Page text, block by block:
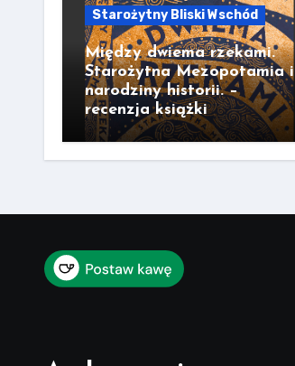
Starożytny Bliski Wschód
Między dwiema rzekami.
Starożytna Mezopotamia i
narodziny historii. –
recenzja książki